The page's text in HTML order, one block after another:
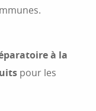
à la
pour les